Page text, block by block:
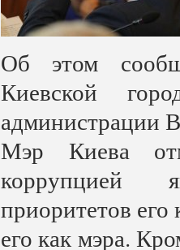
Об этом
Киевской
администрации
Мэр Киева
коррупцией
приоритетов
его как мэра.